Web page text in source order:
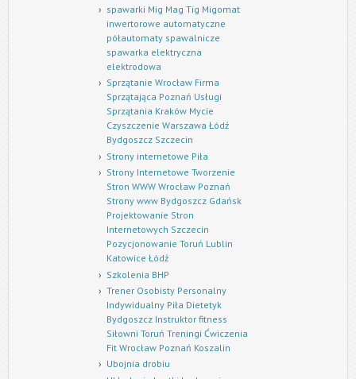
spawarki Mig Mag Tig Migomat
inwertorowe automatyczne
półautomaty spawalnicze
spawarka elektryczna
elektrodowa
Sprzątanie Wrocław Firma
Sprzątająca Poznań Usługi
Sprzątania Kraków Mycie
Czyszczenie Warszawa Łódź
Bydgoszcz Szczecin
Strony internetowe Piła
Strony Internetowe Tworzenie
Stron WWW Wrocław Poznań
Strony www Bydgoszcz Gdańsk
Projektowanie Stron
Internetowych Szczecin
Pozycjonowanie Toruń Lublin
Katowice Łódź
Szkolenia BHP
Trener Osobisty Personalny
Indywidualny Piła Dietetyk
Bydgoszcz Instruktor fitness
Siłowni Toruń Treningi Ćwiczenia
Fit Wrocław Poznań Koszalin
Ubojnia drobiu